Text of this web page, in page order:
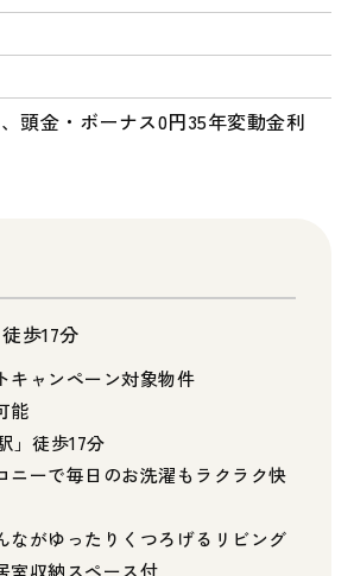
頭金・ボーナス0円35年変動金利
歩17分
キャンペーン対象物件
能
」徒歩17分
ーで毎日のお洗濯もラクラク快
がゆったりくつろげるリビング
室収納スペース付